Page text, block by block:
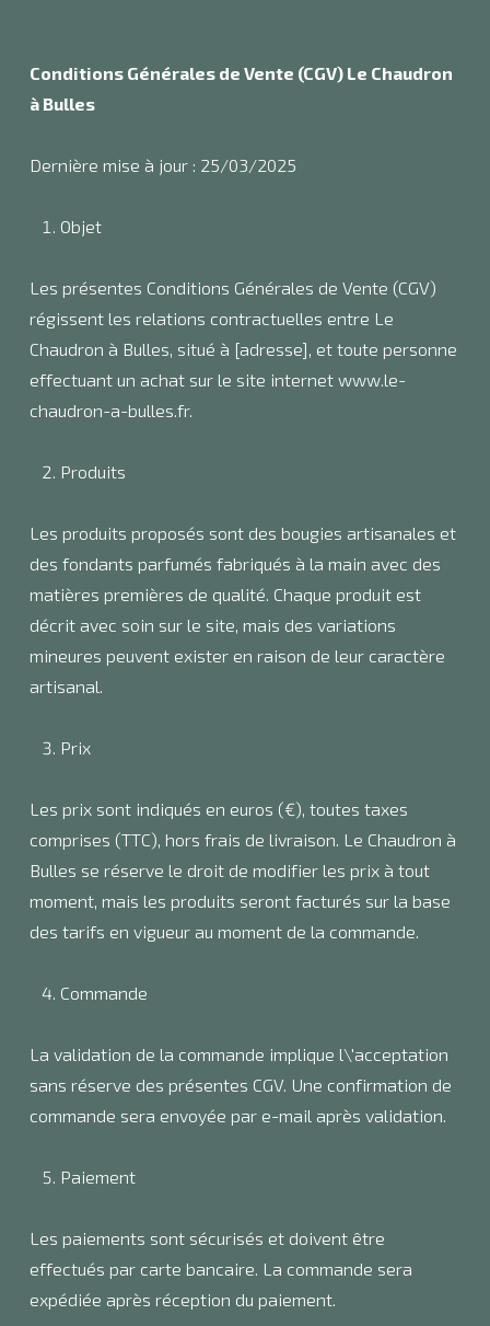
Conditions Générales de Vente (CGV) Le Chaudron
à Bulles
Dernière mise à jour : 25/03/2025
Objet
Les présentes Conditions Générales de Vente (CGV)
régissent les relations contractuelles entre Le
Chaudron à Bulles, situé à [adresse], et toute personne
effectuant un achat sur le site internet www.le-
chaudron-a-bulles.fr.
Produits
Les produits proposés sont des bougies artisanales et
des fondants parfumés fabriqués à la main avec des
matières premières de qualité. Chaque produit est
décrit avec soin sur le site, mais des variations
mineures peuvent exister en raison de leur caractère
artisanal.
Prix
Les prix sont indiqués en euros (€), toutes taxes
comprises (TTC), hors frais de livraison. Le Chaudron à
Bulles se réserve le droit de modifier les prix à tout
moment, mais les produits seront facturés sur la base
des tarifs en vigueur au moment de la commande.
Commande
La validation de la commande implique l\'acceptation
sans réserve des présentes CGV. Une confirmation de
commande sera envoyée par e-mail après validation.
Paiement
Les paiements sont sécurisés et doivent être
effectués par carte bancaire. La commande sera
expédiée après réception du paiement.